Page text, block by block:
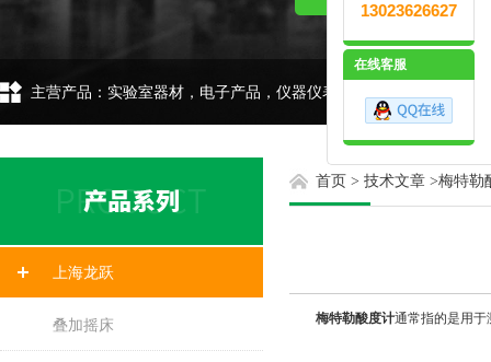
主营产品：实验室器材，电子产品，仪器仪表，环保设备，五金交
上海龙跃
叠加摇床
首页 > 技术文章 >梅特勒
梅特勒酸度计通常指的是用
13023626627
在线客服